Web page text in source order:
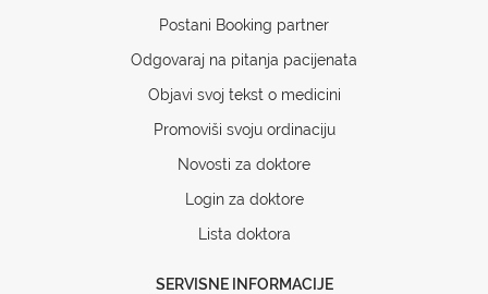
Postani Booking partner
Odgovaraj na pitanja pacijenata
Objavi svoj tekst o medicini
Promoviši svoju ordinaciju
Novosti za doktore
Login za doktore
Lista doktora
SERVISNE INFORMACIJE